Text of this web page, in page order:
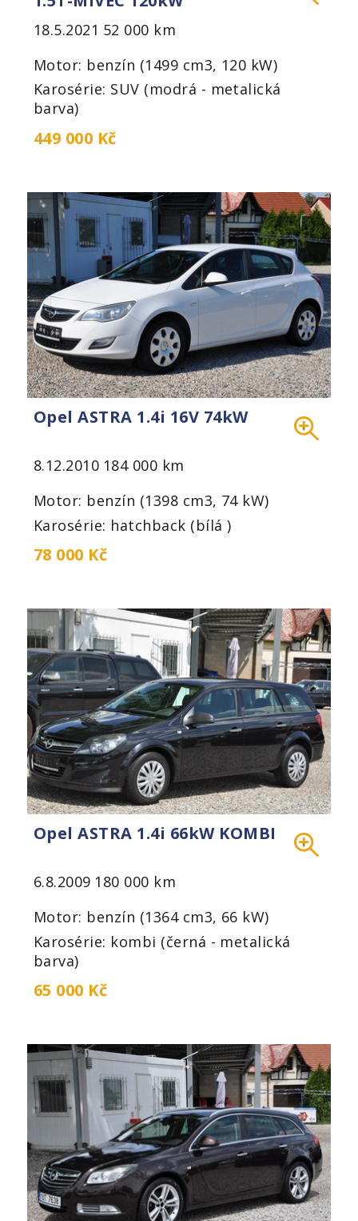
18.5.2021 52 000 km
Motor: benzín (1499 cm3, 120 kW)
Karosérie: SUV (modrá - metalická
barva)
449 000 Kč
Opel ASTRA 1.4i 16V 74kW
8.12.2010 184 000 km
Motor: benzín (1398 cm3, 74 kW)
Karosérie: hatchback (bílá )
78 000 Kč
Opel ASTRA 1.4i 66kW KOMBI
6.8.2009 180 000 km
Motor: benzín (1364 cm3, 66 kW)
Karosérie: kombi (černá - metalická
barva)
65 000 Kč